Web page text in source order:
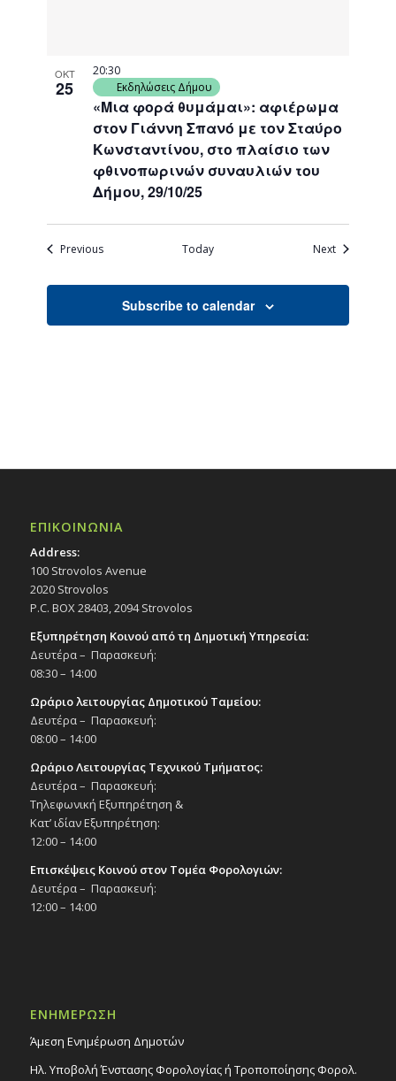
ΟΚΤ
25
«Μια φορά θυμάμαι»: αφιέρωμα
στον Γιάννη Σπανό με τον Σταύρο
Κωνσταντίνου, στο πλαίσιο των
φθινοπωρινών συναυλιών του
Δήμου, 29/10/25
20:30
Εκδηλώσεις Δήμου
PreviousEvents Today NextEvents
Subscribe to calendar
ΕΠΙΚΟΙΝΩΝΙΑ
Address:
100 Strovolos Avenue
2020 Strovolos
P.C. BOX 28403, 2094 Strovolos
Εξυπηρέτηση Κοινού από τη Δημοτική Υπηρεσία:
Δευτέρα – Παρασκευή:
08:30 – 14:00
Ωράριο λειτουργίας Δημοτικού Ταμείου:
Δευτέρα – Παρασκευή:
08:00 – 14:00
Ωράριο Λειτουργίας Τεχνικού Τμήματος:
Δευτέρα – Παρασκευή:
Τηλεφωνική Εξυπηρέτηση &
Κατ’ ιδίαν Εξυπηρέτηση:
12:00 – 14:00
Επισκέψεις Κοινού στον Τομέα Φορολογιών:
Δευτέρα – Παρασκευή:
12:00 – 14:00
ΕΝΗΜΕΡΩΣΗ
Άμεση Ενημέρωση Δημοτών
Ηλ. Υποβολή Ένστασης Φορολογίας ή Τροποποίησης Φορολ.